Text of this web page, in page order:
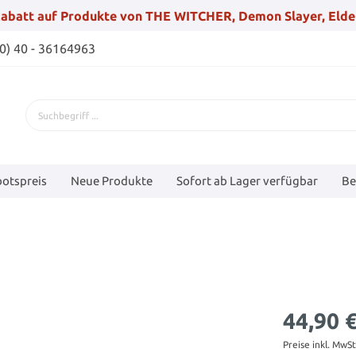
auf Produkte von THE WITCHER, Demon Slayer,
40 - 36164963
Neue Produkte Sofort ab Lager verfügbar
44,90
Preise inkl.